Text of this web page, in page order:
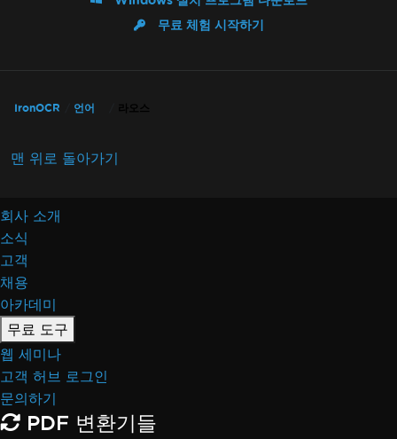
무료 체험 시작하기
IronOCR 언어 라오스
맨 위로 돌아가기
회사 소개
소식
고객
채용
아카데미
무료 도구
웹 세미나
고객 허브 로그인
문의하기
PDF 변환기들